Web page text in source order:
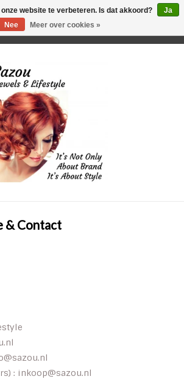
& Contact
: inkoop@sazou.nl
website te verbeteren. Is dat akkoord?
Ja
Nee
Meer over cookies »